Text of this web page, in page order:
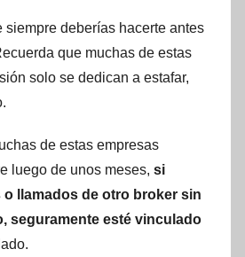
siempre deberías hacerte antes
que muchas de estas
solo se dedican a estafar,
de estas empresas
luego de unos meses, si
o llamados de otro broker sin
seguramente esté vinculado